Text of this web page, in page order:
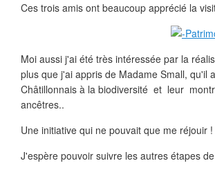
Ces trois amis ont beaucoup apprécié la
Moi aussi j'ai été très intéressée par la
plus que j'ai appris de Madame Small, qu'il
Châtillonnais à la biodiversité et leur
ancêtres..
Une initiative qui ne pouvait que me réjouir !
J'espère pouvoir suivre les autres étapes